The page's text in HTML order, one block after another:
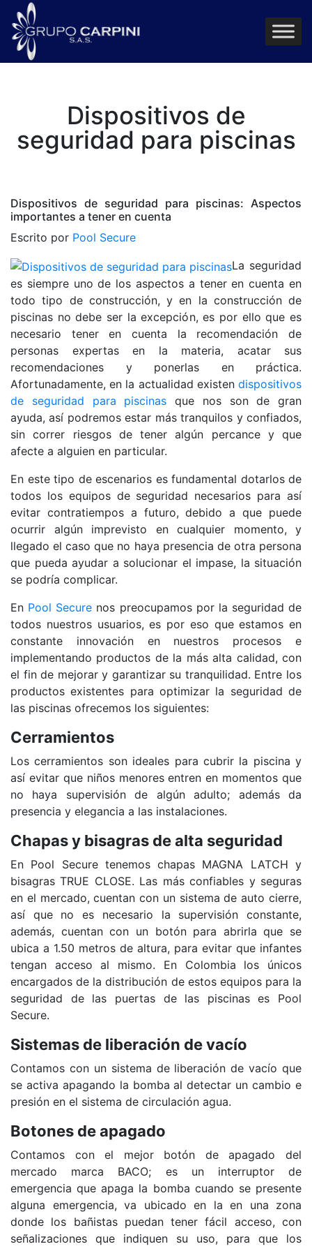
Dispositivos de
seguridad para piscinas
Dispositivos de seguridad para piscinas: Aspectos
importantes a tener en cuenta
Escrito por Pool Secure
La seguridad
es siempre uno de los aspectos a tener en cuenta en
todo tipo de construcción, y en la construcción de
piscinas no debe ser la excepción, es por ello que es
necesario tener en cuenta la recomendación de
personas expertas en la materia, acatar sus
recomendaciones y ponerlas en práctica.
Afortunadamente, en la actualidad existen dispositivos
de seguridad para piscinas que nos son de gran
ayuda, así podremos estar más tranquilos y confiados,
sin correr riesgos de tener algún percance y que
afecte a alguien en particular.
En este tipo de escenarios es fundamental dotarlos de
todos los equipos de seguridad necesarios para así
evitar contratiempos a futuro, debido a que puede
ocurrir algún imprevisto en cualquier momento, y
llegado el caso que no haya presencia de otra persona
que pueda ayudar a solucionar el impase, la situación
se podría complicar.
En Pool Secure nos preocupamos por la seguridad de
todos nuestros usuarios, es por eso que estamos en
constante innovación en nuestros procesos e
implementando productos de la más alta calidad, con
el fin de mejorar y garantizar su tranquilidad. Entre los
productos existentes para optimizar la seguridad de
las piscinas ofrecemos los siguientes:
Cerramientos
Los cerramientos son ideales para cubrir la piscina y
así evitar que niños menores entren en momentos que
no haya supervisión de algún adulto; además da
presencia y elegancia a las instalaciones.
Chapas y bisagras de alta seguridad
En Pool Secure tenemos chapas MAGNA LATCH y
bisagras TRUE CLOSE. Las más confiables y seguras
en el mercado, cuentan con un sistema de auto cierre,
así que no es necesario la supervisión constante,
además, cuentan con un botón para abrirla que se
ubica a 1.50 metros de altura, para evitar que infantes
tengan acceso al mismo. En Colombia los únicos
encargados de la distribución de estos equipos para la
seguridad de las puertas de las piscinas es Pool
Secure.
Sistemas de liberación de vacío
Contamos con un sistema de liberación de vacío que
se activa apagando la bomba al detectar un cambio e
presión en el sistema de circulación agua.
Botones de apagado
Contamos con el mejor botón de apagado del
mercado marca BACO; es un interruptor de
emergencia que apaga la bomba cuando se presente
alguna emergencia, va ubicado en la en una zona
donde los bañistas puedan tener fácil acceso, con
señalizaciones que indiquen su uso, para que los